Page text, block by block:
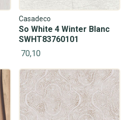
Casadeco
So White 4 Winter Blanc
SWHT83760101
70,10